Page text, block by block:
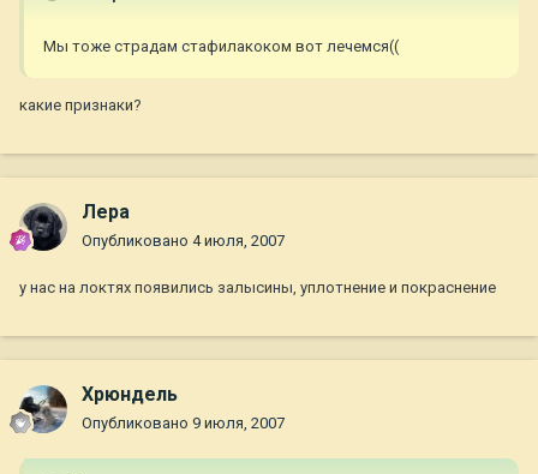
Мы тоже страдам стафилакоком вот лечемся((
какие признаки?
Лера
Опубликовано 4 июля, 2007
у нас на локтях появились залысины, уплотнение и покраснение
Хрюндель
Опубликовано 9 июля, 2007